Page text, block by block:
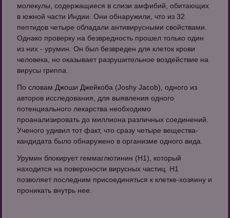
молекулы, содержащиеся в слизи амфибий, обитающих
в южной части Индии. Они обнаружили, что из 32
пептидов четыре обладали антивирусными свойствами.
Однако проверку на безвредность прошел только один
из них - урумин. Он был безвреден для клеток крови
человека, но оказывает разрушительное воздействие на
вирусы гриппа.
По словам Джоши Джейкоба (Joshy Jacob), одного из
авторов исследования, для выявления одного
потенциального лекарства необходимо
проанализировать до миллиона различных соединений.
Ученого удивил тот факт, что сразу четыре вещества-
кандидата было обнаружено в организме одного вида.
Урумин блокирует геммаглютинин (Н1), который
находится на поверхности вирусных частиц. Н1
позволяет последним присоединяться к клетке-хозяину и
проникать внутрь нее.